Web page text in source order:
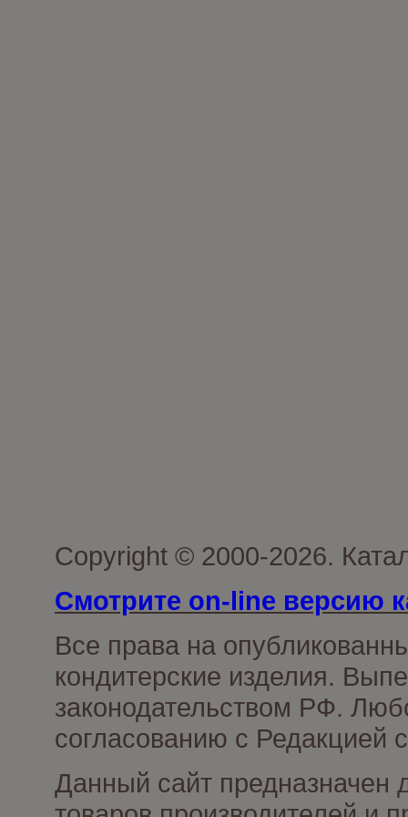
Copyright © 2000-2026.
Смотрите on-line версию
Все права на
кондитерские изделия.
законодательством РФ.
согласованию с Редакцией
Данный сайт предназначен